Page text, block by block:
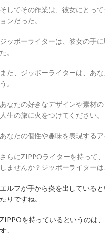
そしてその作業は、彼女にとっ
ョンだった。
ジッポーライターは、彼女の手
た。
また、ジッポーライターは、あ
う。
あなたの好きなデザインや素材
人生の旅に火をつけてください。
あなたの個性や趣味を表現するア
さらにZIPPOライターを持って
しませんか？ジッポーライター
エルフが手から炎を出している
たりですね。
ZIPPOを持っているというのは
す。